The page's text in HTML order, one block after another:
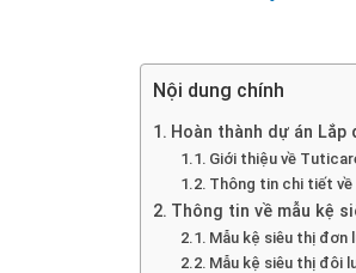
Nội dung chính
Hoàn thành dự án
Giới thiệu về
Thông tin chi tiết
Thông tin về mẫu kệ
Mẫu kệ siêu thị
Mẫu kệ siêu thị đôi